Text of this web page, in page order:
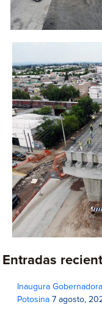
Entradas
Inaugura
Potosina 7 agosto,